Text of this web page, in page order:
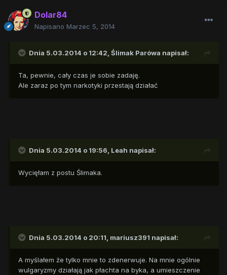
Dolar84
Napisano Marzec 5, 2014
Dnia 5.03.2014 o 12:42, Ślimak Parówa napisał:
Ta, pewnie, cały czas je sobie zadaję.
Ale zaraz po tym narkotyki przestają działać
Dnia 5.03.2014 o 19:56, Leah napisał:
Wycięłam z postu Ślimaka.
Dnia 5.03.2014 o 20:11, mariusz391 napisał:
A myślałem że tylko mnie to zdenerwuje. Na mnie ogólnie
wulgaryzmy działają jak płachta na byka, a umieszczenie